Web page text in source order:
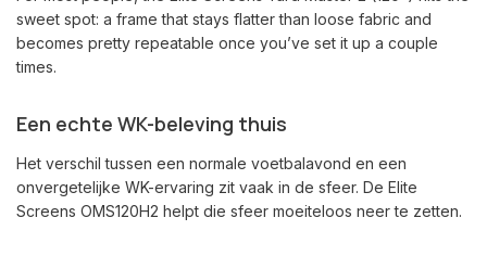
sweet spot: a frame that stays flatter than loose fabric and
becomes pretty repeatable once you’ve set it up a couple
times.
Een echte WK-beleving thuis
Het verschil tussen een normale voetbalavond en een
onvergetelijke WK-ervaring zit vaak in de sfeer. De Elite
Screens OMS120H2 helpt die sfeer moeiteloos neer te zetten.